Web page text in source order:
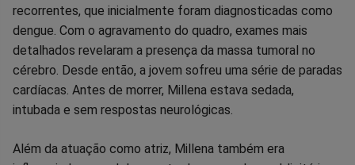
recorrentes, que inicialmente foram diagnosticadas como
dengue. Com o agravamento do quadro, exames mais
detalhados revelaram a presença da massa tumoral no
cérebro. Desde então, a jovem sofreu uma série de paradas
cardíacas. Antes de morrer, Millena estava sedada,
intubada e sem respostas neurológicas.
Além da atuação como atriz, Millena também era